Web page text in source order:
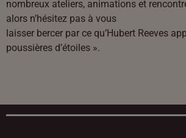
nombreux ateliers, animations et
alors n’hésitez pas à vous
laisser bercer par ce qu’Hubert Reeves
poussières d’étoiles ».